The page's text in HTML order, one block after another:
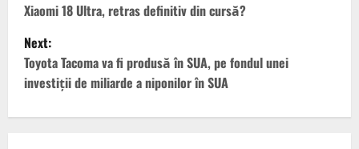
o
s
t
n
Xiaomi 18 Ultra, retras definitiv din cursă?
Next:
Toyota Tacoma va fi produsă în SUA, pe fondul unei
investiții de miliarde a niponilor în SUA